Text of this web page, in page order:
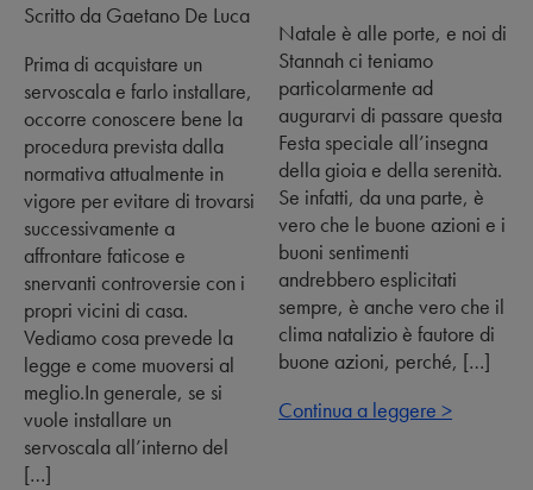
Scritto da Gaetano De Luca
Prima di acquistare un
servoscala e farlo installare,
occorre conoscere bene la
procedura prevista dalla
normativa attualmente in
vigore per evitare di trovarsi
successivamente a
affrontare faticose e
snervanti controversie con i
propri vicini di casa.
Vediamo cosa prevede la
legge e come muoversi al
meglio.In generale, se si
vuole installare un
servoscala all’interno del
[…]
Natale è alle porte, e noi di
Stannah ci teniamo
particolarmente ad
augurarvi di passare questa
Festa speciale all’insegna
della gioia e della serenità.
Se infatti, da una parte, è
vero che le buone azioni e i
buoni sentimenti
andrebbero esplicitati
sempre, è anche vero che il
clima natalizio è fautore di
buone azioni, perché, […]
Continua a leggere >